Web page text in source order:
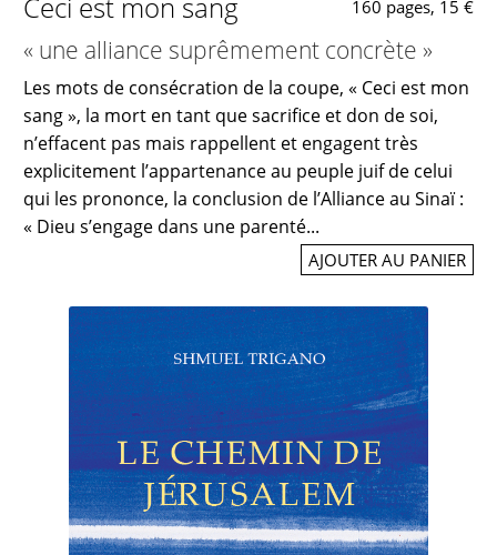
160 pages, 15 €
« une alliance suprêmement concrète »
Les mots de consécration de la coupe, « Ceci est mon
sang », la mort en tant que sacrifice et don de soi,
n’effacent pas mais rappellent et engagent très
explicitement l’appartenance au peuple juif de celui
qui les prononce, la conclusion de l’Alliance au Sinaï :
« Dieu s’engage dans une parenté...
AJOUTER AU PANIER